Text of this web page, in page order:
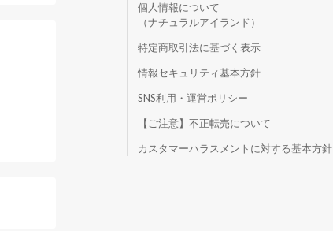
個人情報について
（ナチュラルアイランド）
特定商取引法に基づく表示
情報セキュリティ基本方針
SNS利用・運営ポリシー
【ご注意】不正転売について
カスタマーハラスメントに対する基本方針